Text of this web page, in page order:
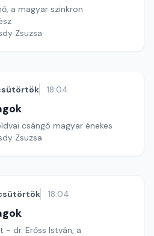
a magyar szinkron
Zsuzsa
18:04
csángó magyar énekes
Zsuzsa
18:04
- dr. Erőss István, a